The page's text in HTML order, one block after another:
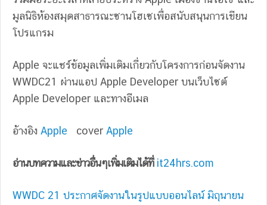
มูลนิธิห้องสมุดสาธารณะซานโฮเซเพื่อสนับสนุนการเขียน
โปรแกรม
Apple จะแชร์ข้อมูลเพิ่มเติมเกี่ยวกับโครงการก่อนจัดงาน
WWDC21 ผ่านแอป Apple Developer บนเว็บไซต์
Apple Developer และทางอีเมล
อ้างอิง Apple cover Apple
อ่านบทความและข่าวอื่นๆเพิ่มเติมได้ที่ it24hrs.com
WWDC 21 ประกาศจัดงานในรูปแบบออนไลน์ มิถุนายน